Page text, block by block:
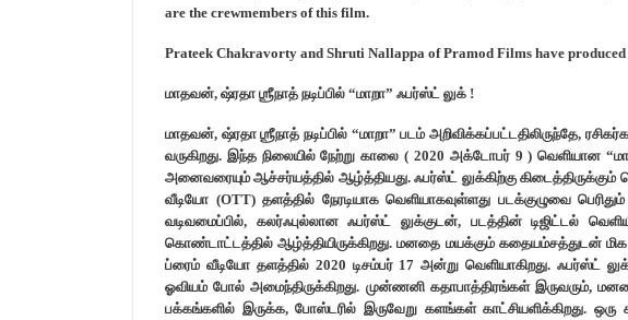
are the crewmembers of this film.
Prateek Chakravorty and Shruti Nallappa of Pramod Films have
மாதவன், ஷ்ரதா ஶ்ரீநாத் நடிப்பில் “மாறா” ஃபர்ஸ்ட் லுக் !
மாதவன், ஷ்ரதா ஶ்ரீநாத் நடிப்பில் “மாறா” படம் அறிவிக்கப்பட்டதிலிருந்தே,
வருகிறது. இந்த நிலையில் நேற்று காலை ( 2020 அக்டோபர் 9 ) வெளியான
அனைவரையும் ஆச்சர்யத்தில் ஆழ்த்தியது. ஃபர்ஸ்ட் லுக்கிற்கு கிடைத்திருக்கும்
வீடியோ (OTT) தளத்தில் நேரடியாக வெளியாகவுள்ளது படக்குழுவை பெரிதும்
வடிவமைப்பில், கலர்ஃபுல்லான ஃபர்ஸ்ட் லுக்குடன், படத்தின் டிஜிட்டல்
கொண்டாட்டத்தில் ஆழ்த்தியிருக்கிறது. மனதை மயக்கும் கதையம்சத்துடன்
ப்ரைம் வீடியோ தளத்தில் 2020 டிசம்பர் 17 அன்று வெளியாகிறது.
ஓவியம் போல் அமைந்திருக்கிறது. முன்ணனி கதாபாத்திரங்கள் இருவரும்,
பக்கங்களில் இருக்க, போஸ்டரில் இருவேறு களங்கள் காட்சியளிக்கிறது. ஒரு